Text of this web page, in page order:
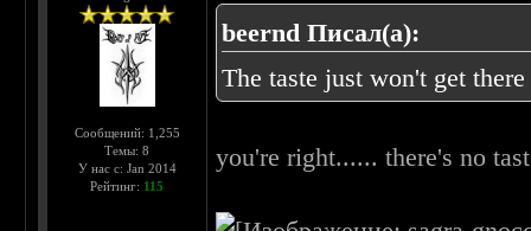
Сообщений: 1,255
Темы: 8
У нас с: Jan 2014
Рейтинг: 115
beernd Писал(а):
The taste just won't get
you're right...... there's no